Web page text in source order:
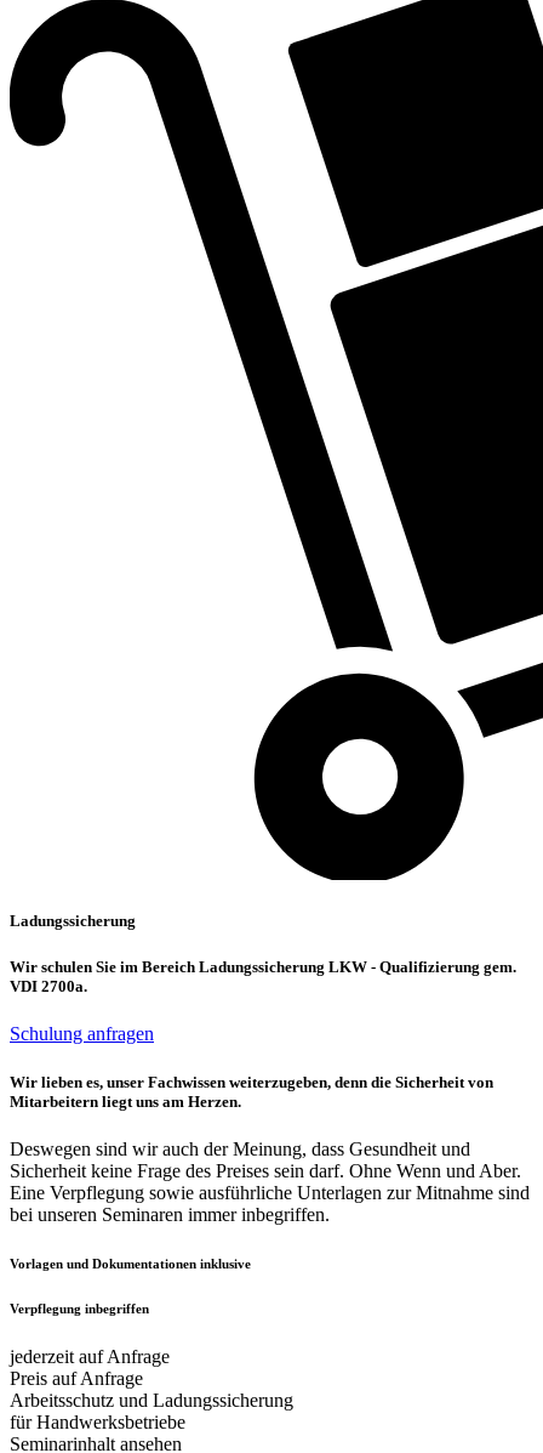
Ladungssicherung
Wir schulen Sie im Bereich Ladungssicherung LKW - Qualifizierung gem.
VDI 2700a.
Schulung anfragen
Wir lieben es, unser Fachwissen weiterzugeben, denn die Sicherheit von
Mitarbeitern liegt uns am Herzen.
Deswegen sind wir auch der Meinung, dass Gesundheit und
Sicherheit keine Frage des Preises sein darf. Ohne Wenn und Aber.
Eine Verpflegung sowie ausführliche Unterlagen zur Mitnahme sind
bei unseren Seminaren immer inbegriffen.
Vorlagen und Dokumentationen inklusive
Verpflegung inbegriffen
jederzeit auf Anfrage
Preis auf Anfrage
Arbeitsschutz und Ladungssicherung
für Handwerksbetriebe
Seminarinhalt ansehen